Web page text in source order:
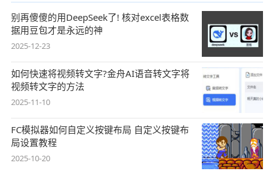
别再傻傻的用DeepSeek了! 核对excel表格数
据用豆包才是永远的神
2025-12-23
如何快速将视频转文字?金舟AI语音转文字将
视频转文字的方法
2025-11-10
FC模拟器如何自定义按键布局 自定义按键布
局设置教程
2025-10-20